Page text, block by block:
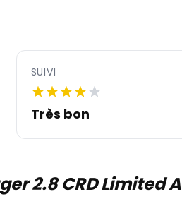
SUIVI
Très bon
2.8 CRD Limited A